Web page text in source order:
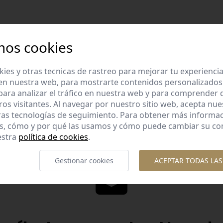
garantizada
con esmero la calidad de
productos.
Diseños
Diseños originales y
te gusta.
cookies
y otras tecnicas de rastreo para mejorar tu
nuestra web, para mostrarte contenidos
analizar el tráfico en nuestra web y para comprender
visitantes. Al navegar por nuestro sitio web, acepta
tecnologías de seguimiento. Para obtener más
cómo y por qué las usamos y cómo puede cambiar su
política de cookies.
Gestionar cookies ACEPTAR TODAS